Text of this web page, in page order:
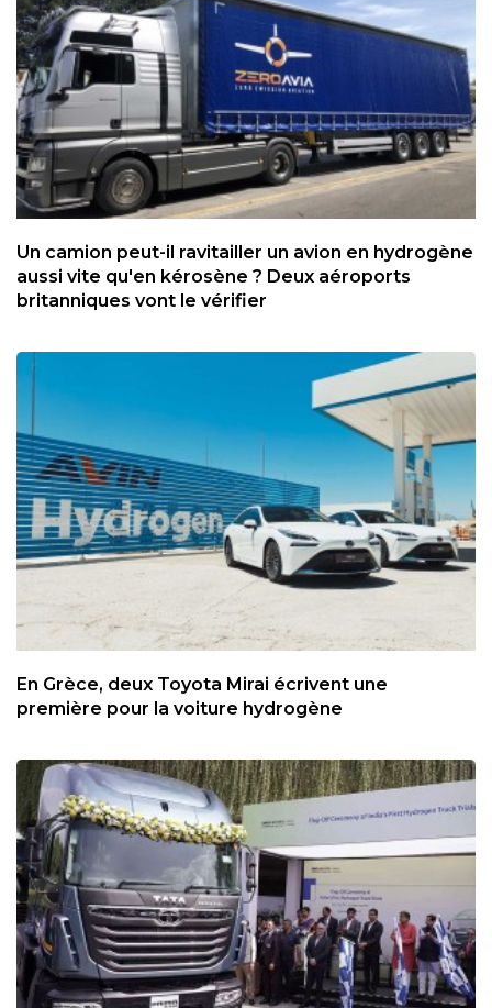
Un camion peut-il ravitailler un avion en hydrogène
aussi vite qu'en kérosène ? Deux aéroports
britanniques vont le vérifier
En Grèce, deux Toyota Mirai écrivent une
première pour la voiture hydrogène